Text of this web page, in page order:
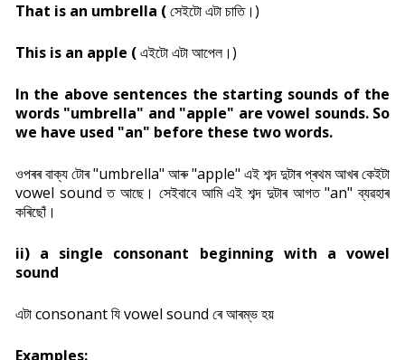
That is an umbrella (সেইটো এটা চাতি।)
This is an apple (এইটো এটা আপেল।)
In the above sentences the starting sounds of the
words "umbrella" and "apple" are vowel sounds. So
we have used "an" before these two words.
ওপৰৰ বাক্য টোৰ "umbrella" আৰু "apple" এই শব্দ দুটাৰ প্ৰথম আখৰ কেইটা
vowel sound ত আছে। সেইবাবে আমি এই শব্দ দুটাৰ আগত "an" ব্যৱহাৰ
কৰিছোঁ।
ii) a single consonant beginning with a vowel
sound
এটা consonant যি vowel sound ৰে আৰম্ভ হয়
Examples: